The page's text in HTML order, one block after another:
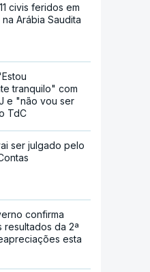
civis feridos em
Arábia Saudita
tranquilo" com
e "não vou ser
TdC
ser julgado pelo
confirma
resultados da 2ª
esta